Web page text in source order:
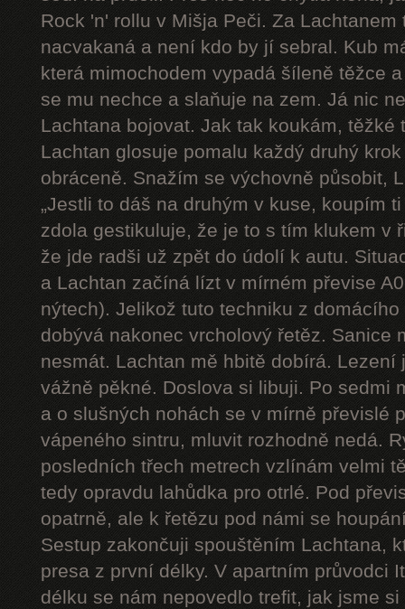
Rock 'n' rollu v Mišja Peči. Za
nacvakaná a není kdo by jí sebral. Kub
která mimochodem vypadá šíleně těžce
se mu nechce a slaňuje na zem. Já nic
Lachtana bojovat. Jak tak koukám, těžké
Lachtan glosuje pomalu každý druhý
obráceně. Snažím se výchovně působit,
„Jestli to dáš na druhým v kuse, koupím
zdola gestikuluje, že je to s tím klukem v
že jde radši už zpět do údolí k autu.
a Lachtan začíná lízt v mírném převise
nýtech). Jelikož tuto techniku z
dobývá nakonec vrcholový řetěz. Sanice
nesmát. Lachtan mě hbitě dobírá.
vážně pěkné. Doslova si libuji. Po sedmi
a o slušných nohách se v mírně převislé
vápeného sintru, mluvit rozhodně nedá.
posledních třech metrech vzlínám velmi
tedy opravdu lahůdka pro otrlé. Pod
opatrně, ale k řetězu pod námi se
Sestup zakončuji spouštěním Lachtana,
presa z první délky. V apartním průvodci
délku se nám nepovedlo trefit, jak jsme